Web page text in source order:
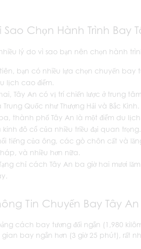
Sao Chọn Hành Trình Bay
lý do vì sao bạn nên chọn hành
bạn có nhiều lựa chọn chuyến bay
lịch cao điểm.
Tây An có vị trí chiến lược ở trung
Trung Quốc như Thượng Hải và Bắc Kinh.
thành phố Tây An là một điểm du
đô cổ của nhiều triều đại quan
tiếng của ông, các gò chôn cất và
và nhiều hơn nữa.
chỉ cách Tây An ba giờ hai mươi
Tin Chuyến Bay Tây
cách bay tương đối ngắn (1,980
bay ngắn hơn (3 giờ 25 phút), rất